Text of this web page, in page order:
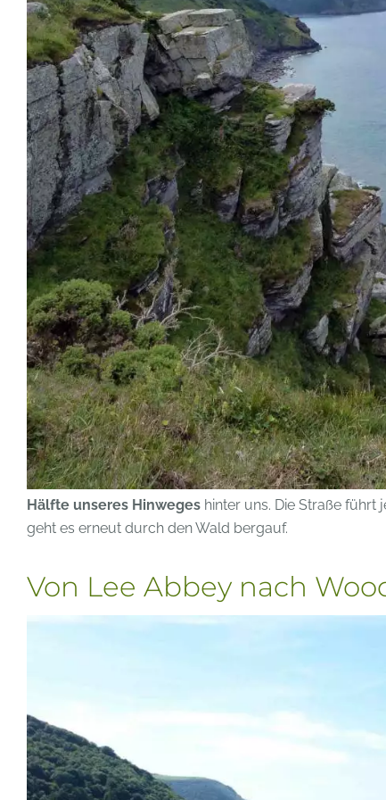
Hälfte unseres Hinweges hinter uns. Die Straße
geht es erneut durch den Wald bergauf.
Von Lee Abbey nach